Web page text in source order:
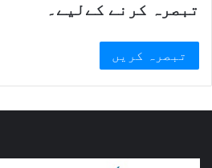
تبصرہ کرنے کےلیے۔